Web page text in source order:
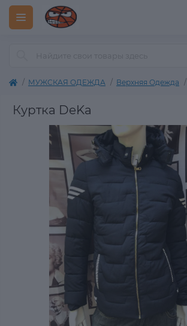
МУЖСКАЯ ОДЕЖДА Верхняя Одежда
Куртка DeKa